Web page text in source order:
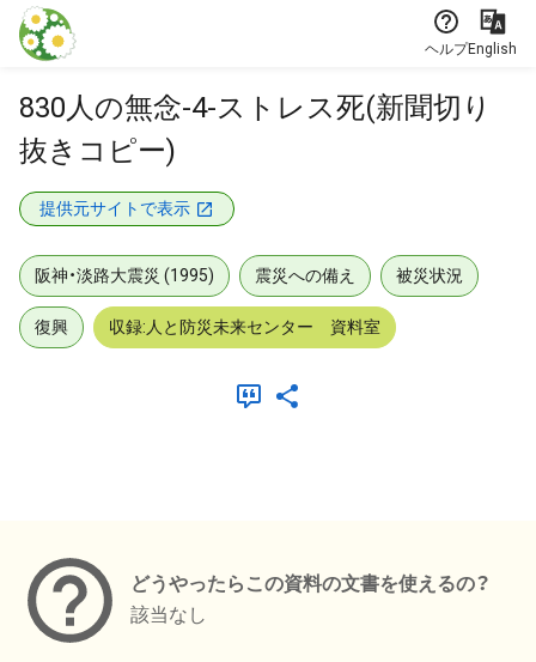
本文に飛ぶ
ヘルプEnglish
830人の無念-4-ストレス死(新聞切り
抜きコピー)
提供元サイトで表示
阪神・淡路大震災 (1995) 震災への備え 被災状況
復興 収録:人と防災未来センター 資料室
どうやったらこの資料の文書を使えるの？
該当なし